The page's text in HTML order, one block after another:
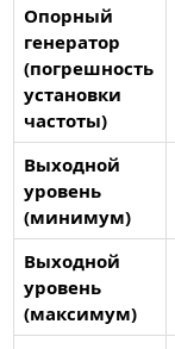
Опорный
генератор
(погрешность
установки
частоты)
Выходной
уровень
(минимум)
Выходной
уровень
(максимум)